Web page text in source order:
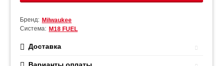
Бренд: Milwaukee
Система: М18 FUEL
Доставка